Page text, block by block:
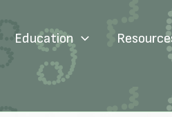
Education